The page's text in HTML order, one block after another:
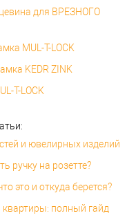
для ВРЕЗНОГО
MUL-T-LOCK
KEDR ZINK
T-LOCK
и ювелирных изделий
ручку на розетте?
это и откуда берется?
полный гайд